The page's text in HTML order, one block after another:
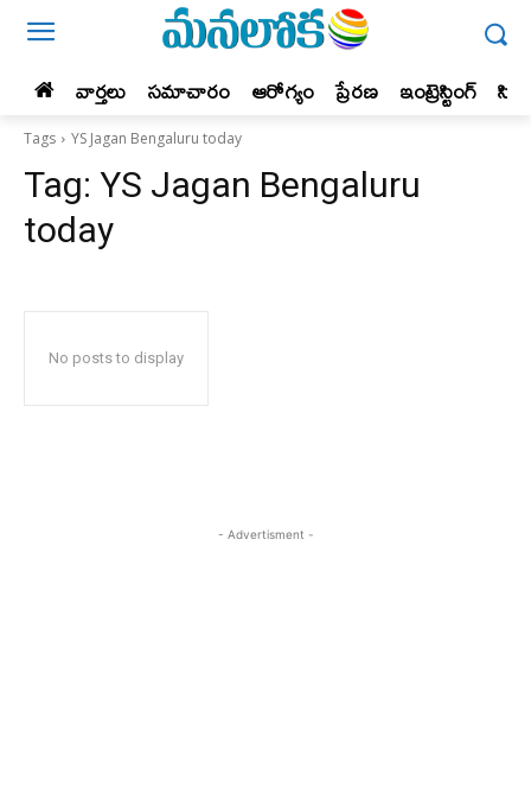
వార్తలు సమాచారం ఆరోగ్యం ప్రేర‌ణ‌ ఇంట్రెస్టింగ్‌
Tags YS Jagan Bengaluru today
Tag: YS Jagan Bengaluru
today
No posts to display
- Advertisment -